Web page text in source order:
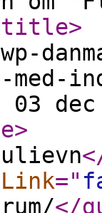
title>
med-
03
>
="
</